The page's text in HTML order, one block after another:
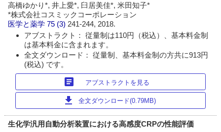
高橋ゆかり*, 井上愛*, 臼居美佳*, 米田知子*
*株式会社コスミックコーポレーション
医学と薬学 75 (3) 241-244, 2018.
アブストラクト： 従量制は110円（税込）、基本料金制
は基本料金に含まれます。
全文ダウンロード： 従量制、基本料金制の方共に913円
(税込) です。
article アブストラクトを見る
download 全文ダウンロード(0.79MB)
生化学汎用自動分析装置における高感度CRPの性能評価